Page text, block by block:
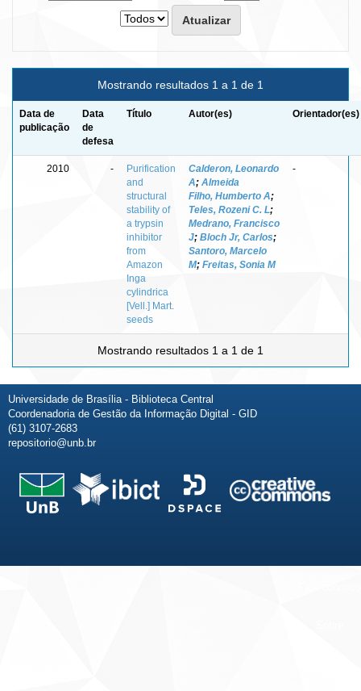
Mostrando resultados 1 a 1 de 1
Data de
publicação
Data
de
defesa
Título Autor(es) Orientador(es)
2010 -
Purification
and
structural
stability of
a trypsin
inhibitor
from
Amazon
Inga
cylindrica
[Vell.] Mart.
seeds
Calderon, Leonardo
A; Almeida
Filho, Humberto A;
Teles, Rozeni C. L;
Medrano, Francisco
J; Bloch Jr, Carlos;
Santoro, Marcelo
M; Freitas, Sonia M
-
Mostrando resultados 1 a 1 de 1
Universidade de Brasília - Biblioteca Central
Coordenadoria de Gestão da Informação Digital - GID
(61) 3107-2683
repositorio@unb.br